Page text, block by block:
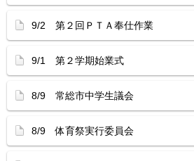
9/2 第２回ＰＴＡ奉仕作業
9/1 第２学期始業式
8/9 常総市中学生議会
8/9 体育祭実行委員会